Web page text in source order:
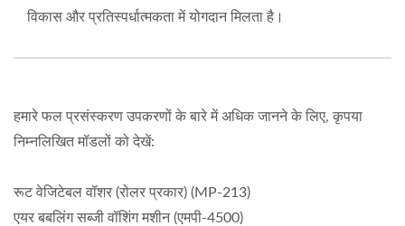
विकास और प्रतिस्पर्धात्मकता में योगदान मिलता है।
हमारे फल प्रसंस्करण उपकरणों के बारे में अधिक जानने के लिए, कृपया
निम्नलिखित मॉडलों को देखें:
रूट वेजिटेबल वॉशर (रोलर प्रकार) (MP-213)
एयर बबलिंग सब्जी वॉशिंग मशीन (एमपी-4500)